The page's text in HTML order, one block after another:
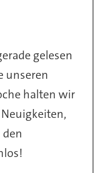
gelesen
unseren
halten wir